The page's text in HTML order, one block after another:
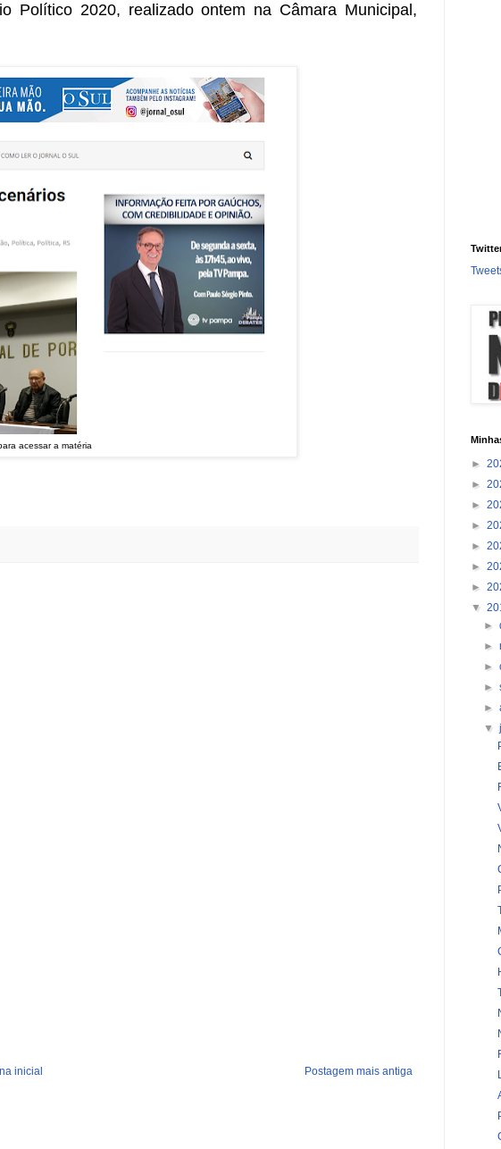
Político 2020, realizado ontem na Câmara Municipal,
acessar a matéria
Postagem mais antiga
inicial
►
►
►
►
►
►
►
▼
►
►
►
►
►
▼